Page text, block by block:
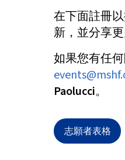
在下面註冊
新，並分享
如果您有任
Paolucci。
志願者表格